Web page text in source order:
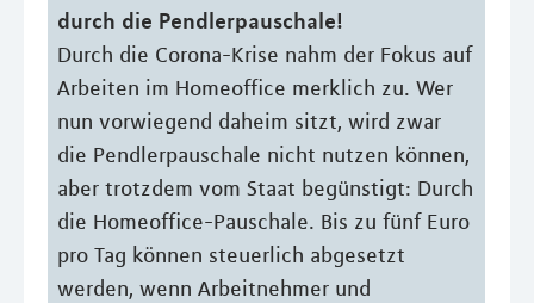
durch die Pendlerpauschale!
Durch die Corona-Krise nahm der Fokus auf
Arbeiten im Homeoffice merklich zu. Wer
nun vorwiegend daheim sitzt, wird zwar
die Pendlerpauschale nicht nutzen können,
aber trotzdem vom Staat begünstigt: Durch
die Homeoffice-Pauschale. Bis zu fünf Euro
pro Tag können steuerlich abgesetzt
werden, wenn Arbeitnehmer und